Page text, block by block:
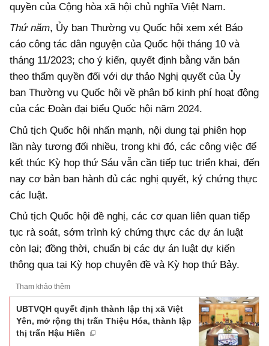
quyền của Cộng hòa xã hội chủ nghĩa Việt Nam.
Thứ năm, Ủy ban Thường vụ Quốc hội xem xét Báo
cáo công tác dân nguyện của Quốc hội tháng 10 và
tháng 11/2023; cho ý kiến, quyết định bằng văn bản
theo thẩm quyền đối với dự thảo Nghị quyết của Ủy
ban Thường vụ Quốc hội về phân bổ kinh phí hoạt động
của các Đoàn đại biểu Quốc hội năm 2024.
Chủ tịch Quốc hội nhấn mạnh, nội dung tại phiên họp
lần này tương đối nhiều, trong khi đó, các công việc để
kết thúc Kỳ họp thứ Sáu vẫn cần tiếp tục triển khai, đến
nay cơ bản ban hành đủ các nghị quyết, ký chứng thực
các luật.
Chủ tịch Quốc hội đề nghị, các cơ quan liên quan tiếp
tục rà soát, sớm trình ký chứng thực các dự án luật
còn lại; đồng thời, chuẩn bị các dự án luật dự kiến
thông qua tại Kỳ họp chuyên đề và Kỳ họp thứ Bảy.
Tham khảo thêm
UBTVQH quyết định thành lập thị xã Việt
Yên, mở rộng thị trấn Thiệu Hóa, thành lập
thị trấn Hậu Hiền